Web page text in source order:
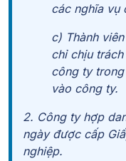
các nghĩa vụ
c) Thành
chỉ chịu
công ty
vào công ty.
2. Công ty hợp
ngày được cấp
nghiệp.